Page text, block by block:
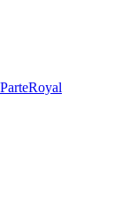
Royal